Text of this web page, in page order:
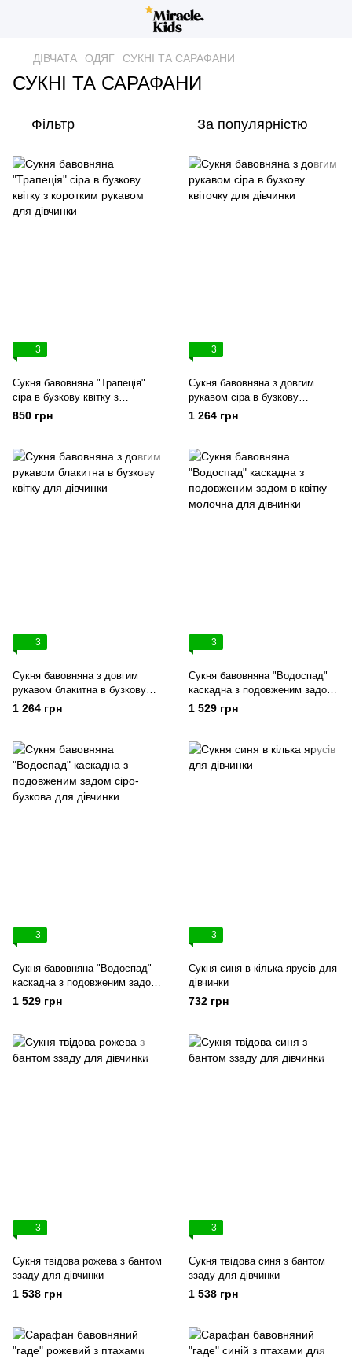
ДІВЧАТА ОДЯГ СУКНІ ТА САРАФАНИ
СУКНІ ТА САРАФАНИ
Фільтр За популярністю
3
Сукня бавовняна "Трапеція"
сіра в бузкову квітку з
коротким рукавом для дівчинки
850 грн
3
Сукня бавовняна з довгим
рукавом сіра в бузкову
квіточку для дівчинки
1 264 грн
3
Сукня бавовняна з довгим
рукавом блакитна в бузкову
квітку для дівчинки
1 264 грн
3
Сукня бавовняна "Водоспад"
каскадна з подовженим задом
в квітку молочна для дівчинки
1 529 грн
3
Сукня бавовняна "Водоспад"
каскадна з подовженим задом
сіро-бузкова для дівчинки
1 529 грн
3
Сукня синя в кілька ярусів для
дівчинки
732 грн
3
Сукня твідова рожева з бантом
ззаду для дівчинки
1 538 грн
3
Сукня твідова синя з бантом
ззаду для дівчинки
1 538 грн